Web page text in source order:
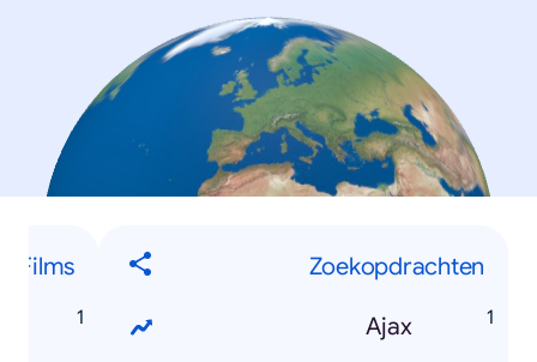
Zoekopdrachten
Ajax
Films